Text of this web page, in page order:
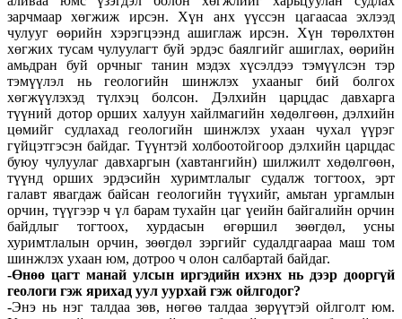
зарчмаар хөгжиж ирсэн. Хүн анх үүссэн цагаасаа эхлээд
чулууг өөрийн хэрэгцээнд ашиглаж ирсэн. Хүн төрөлхтөн
хөгжих тусам чулуулагт буй эрдэс баялгийг ашиглах, өөрийн
амьдран буй орчныг танин мэдэх хүсэлдээ тэмүүлсэн тэр
тэмүүлэл нь геологийн шинжлэх ухааныг бий болгох
хөгжүүлэхэд түлхэц болсон. Дэлхийн царцдас давхарга
түүний дотор орших халуун хайлмагийн хөдөлгөөн, дэлхийн
цөмийг судлахад геологийн шинжлэх ухаан чухал үүрэг
гүйцэтгэсэн байдаг. Түүнтэй холбоотойгоор дэлхийн царцдас
буюу чулуулаг давхаргын (хавтангийн) шилжилт хөдөлгөөн,
түүнд орших эрдэсийн хуримтлалыг судалж тогтоох, эрт
галавт явагдаж байсан геологийн түүхийг, амьтан ургамлын
орчин, түүгээр ч үл барам тухайн цаг үеийн байгалийн ор­чин
байдлыг тогтоох, хурдасын өгөршил зөөгдөл, усны
хуримтлалын орчин, зөөгдөл зэргийг судалдгаараа маш том
шинжлэх ухаан юм, дотроо ч олон салбартай байдаг.
-Өнөө цагт манай улсын иргэдийн ихэнх нь дээр дооргүй
геологи гэж ярихад уул уурхай гэж ойлгодог?
-Энэ нь нэг талдаа зөв, нөгөө талдаа зөрүүтэй ойлголт юм.